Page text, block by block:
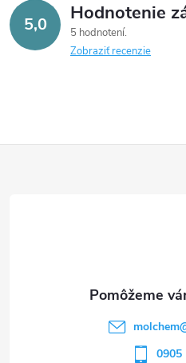
5,0 Hodnotenie
5 hodnotení
Zobraziť recenzie
molchem
0905